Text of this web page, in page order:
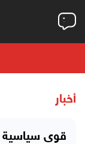
أخبار
قوى سياسية